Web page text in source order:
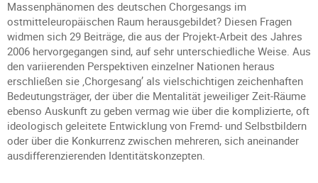
Massenphänomen des deutschen Chorgesangs im
ostmitteleuropäischen Raum herausgebildet? Diesen Fragen
widmen sich 29 Beiträge, die aus der Projekt-Arbeit des Jahres
2006 hervorgegangen sind, auf sehr unterschiedliche Weise. Aus
den variierenden Perspektiven einzelner Nationen heraus
erschließen sie ‚Chorgesang’ als vielschichtigen zeichenhaften
Bedeutungsträger, der über die Mentalität jeweiliger Zeit-Räume
ebenso Auskunft zu geben vermag wie über die komplizierte, oft
ideologisch geleitete Entwicklung von Fremd- und Selbstbildern
oder über die Konkurrenz zwischen mehreren, sich aneinander
ausdifferenzierenden Identitätskonzepten.